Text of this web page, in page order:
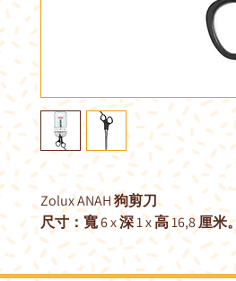
Zolux ANAH 狗剪刀
尺寸：寬 6 x 深 1 x 高 16,8 厘米。